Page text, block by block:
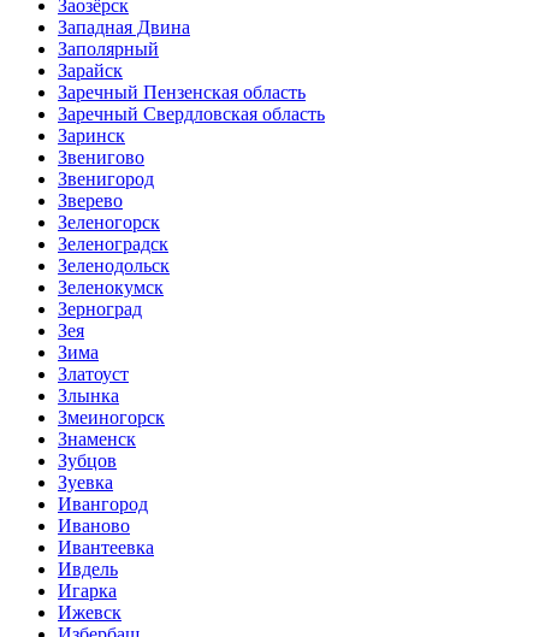
Заозёрск
Западная Двина
Заполярный
Зарайск
Заречный Пензенская область
Заречный Свердловская область
Заринск
Звенигово
Звенигород
Зверево
Зеленогорск
Зеленоградск
Зеленодольск
Зеленокумск
Зерноград
Зея
Зима
Златоуст
Злынка
Змеиногорск
Знаменск
Зубцов
Зуевка
Ивангород
Иваново
Ивантеевка
Ивдель
Игарка
Ижевск